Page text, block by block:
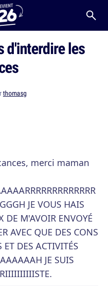
d'interdire les
thomasg
merci maman
JE VOUS HAIS
DE M'AVOIR ENVOYÉ
AVEC QUE DES CONS
DES ACTIVITÉS
JE SUIS